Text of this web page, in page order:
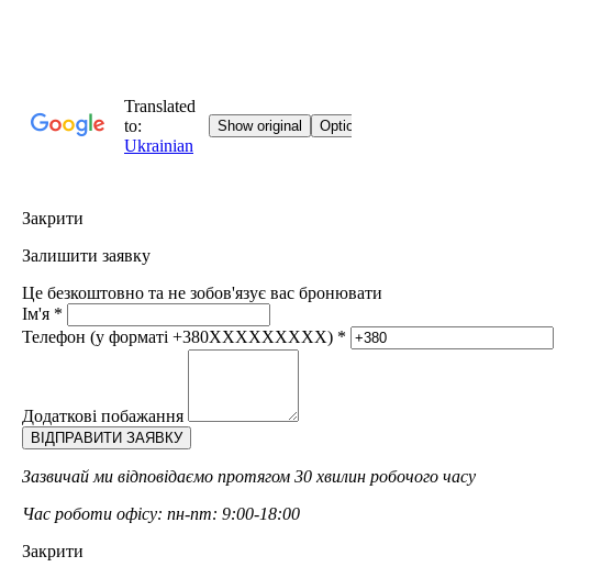
Закрити
Залишити заявку
Це безкоштовно та не зобов'язує вас бронювати
Ім'я *
Телефон (у форматі +380XXXXXXXXX) *
Додаткові побажання
Зазвичай ми відповідаємо протягом 30 хвилин робочого часу
Час роботи офісу: пн-пт: 9:00-18:00
Закрити